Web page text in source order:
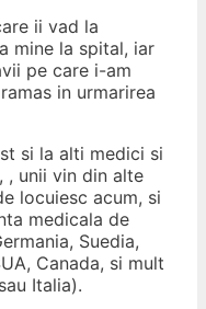
ii vad la
mine la spital, iar
pe care i-am
in urmarirea
si la alti medici si
, unii vin din alte
locuiesc acum, si
medicala de
Suedia,
Canada, si mult
Italia).